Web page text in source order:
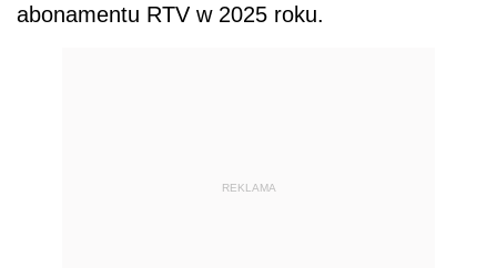
abonamentu RTV w 2025 roku.
REKLAMA